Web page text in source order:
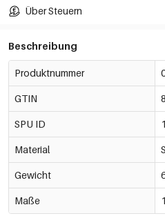
Über Steuern
Beschreibung
Produktnummer
GTIN
SPU ID
Material
Gewicht
Maße